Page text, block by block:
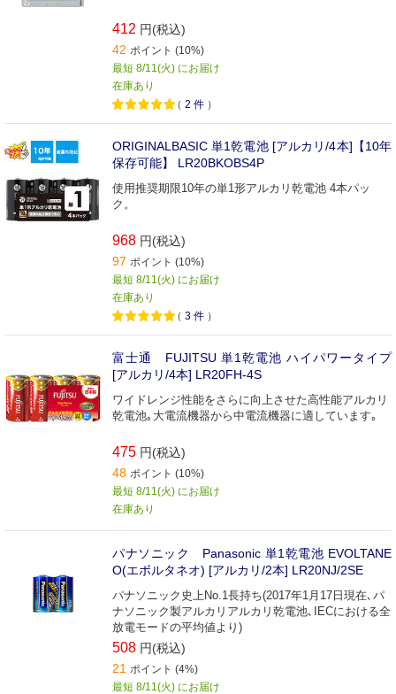
412 円(税込)
42 ポイント (10%)
最短 8/11(火) にお届け
在庫あり
（ 2 件 ）
ORIGINALBASIC 単1乾電池 [アルカリ/4本]【10年
保存可能】 LR20BKOBS4P
使用推奨期限10年の単1形アルカリ乾電池 4本パッ
ク。
968 円(税込)
97 ポイント (10%)
最短 8/11(火) にお届け
在庫あり
（ 3 件 ）
富士通 FUJITSU 単1乾電池 ハイパワータイプ
[アルカリ/4本] LR20FH-4S
ワイドレンジ性能をさらに向上させた高性能アルカリ
乾電池｡大電流機器から中電流機器に適しています｡
475 円(税込)
48 ポイント (10%)
最短 8/11(火) にお届け
在庫あり
パナソニック Panasonic 単1乾電池 EVOLTANE
O(エボルタネオ) [アルカリ/2本] LR20NJ/2SE
パナソニック史上No.1長持ち(2017年1月17日現在､パ
ナソニック製アルカリアルカリ乾電池､IECにおける全
放電モードの平均値より)
508 円(税込)
21 ポイント (4%)
最短 8/11(火) にお届け